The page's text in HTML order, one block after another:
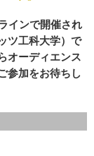
インで開催され
ツ工科大学）で
オーディエンス
参加をお待ちし